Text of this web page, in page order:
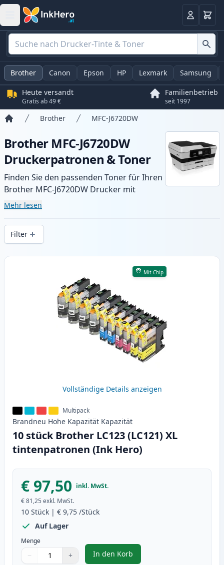
Anmelden
Brother Canon Epson HP Lexmark Samsung
Heute versandt
Gratis ab 49 €
Familienbetrieb
seit 1997
Brother MFC-J6720DW
Brother MFC-J6720DW
Druckerpatronen & Toner
Finden Sie den passenden Toner für Ihren
Brother MFC-J6720DW Drucker mit
unserer Auswahl an kompatiblen und XL-
gleichbleibender Druckqualität und
schnellem Versand aus lokalem Lager in .
Mehr lesen
Filter
Produkte
Mit Chip
Vollständige Details anzeigen
Multipack
Brandneu Hohe Kapazität Kapazität
10 stück Brother LC123 (LC121) XL
tintenpatronen (Ink Hero)
€ 97,50 inkl. MwSt.
€ 81,25 exkl. MwSt.
10 Stück | € 9,75 /Stück
Auf Lager
Menge
Verwenden Sie die Tasten, um anzupassen
− +
1
In den Korb
, 10 stück Brother LC123